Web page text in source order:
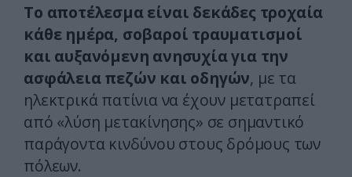
Το αποτέλεσμα είναι δεκάδες τροχαία
κάθε ημέρα, σοβαροί τραυματισμοί
και αυξανόμενη ανησυχία για την
ασφάλεια πεζών και οδηγών, με τα
ηλεκτρικά πατίνια να έχουν μετατραπεί
από «λύση μετακίνησης» σε σημαντικό
παράγοντα κινδύνου στους δρόμους των
πόλεων.